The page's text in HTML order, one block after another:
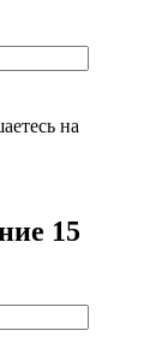
на
15